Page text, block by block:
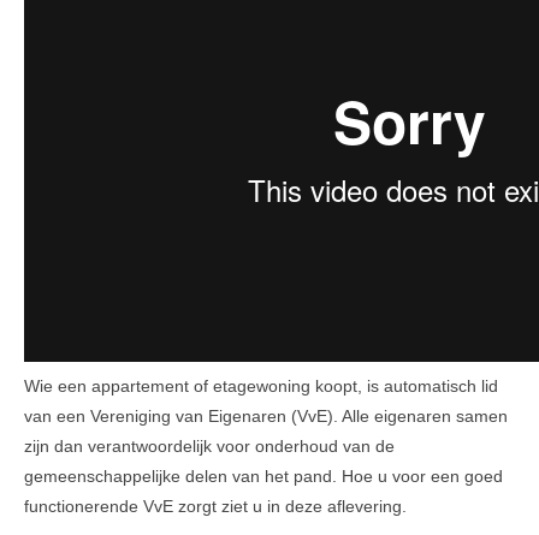
Parkeergarage
Bestuur en VVE informatie
Wie een appartement of etagewoning koopt, is automatisch lid
van een Vereniging van Eigenaren (VvE). Alle eigenaren samen
zijn dan verantwoordelijk voor onderhoud van de
gemeenschappelijke delen van het pand. Hoe u voor een goed
functionerende VvE zorgt ziet u in deze aflevering.